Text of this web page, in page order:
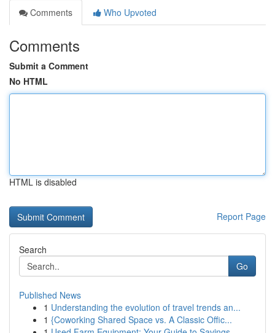
Comments
Who Upvoted
Comments
Submit a Comment
No HTML
HTML is disabled
Report Page
Search
Go
Published News
1 Understanding the evolution of travel trends an...
1 {Coworking Shared Space vs. A Classic Offic...